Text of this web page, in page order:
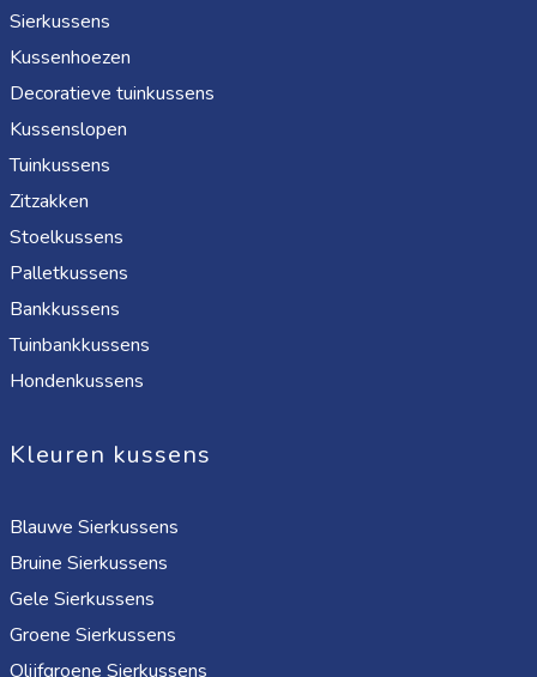
Sierkussens
Kussenhoezen
Decoratieve tuinkussens
Kussenslopen
Tuinkussens
Zitzakken
Stoelkussens
Palletkussens
Bankkussens
Tuinbankkussens
Hondenkussens
Kleuren kussens
Blauwe Sierkussens
Bruine Sierkussens
Gele Sierkussens
Groene Sierkussens
Olijfgroene Sierkussens